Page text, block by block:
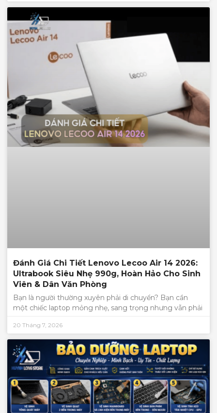
Đánh Giá Chi Tiết Lenovo Lecoo Air 14 2026:
Ultrabook Siêu Nhẹ 990g, Hoàn Hảo Cho Sinh
Viên & Dân Văn Phòng
Bạn là người thường xuyên phải di chuyển? Bạn cần
một chiếc laptop mỏng nhẹ, sang trọng nhưng vẫn phải
20 Tháng 7, 2026